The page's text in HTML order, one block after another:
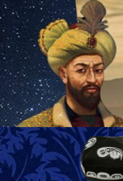
Skip
to
content